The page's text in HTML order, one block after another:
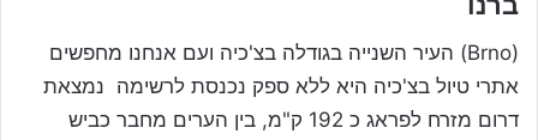
(Brno) העיר השנייה בגודלה בצ'כיה ועם אנחנו מחפשים
אתרי טיול בצ'כיה היא ללא ספק נכנסת לרשימה נמצאת
דרום מזרח לפראג כ 192 ק"מ, בין הערים מחבר כביש